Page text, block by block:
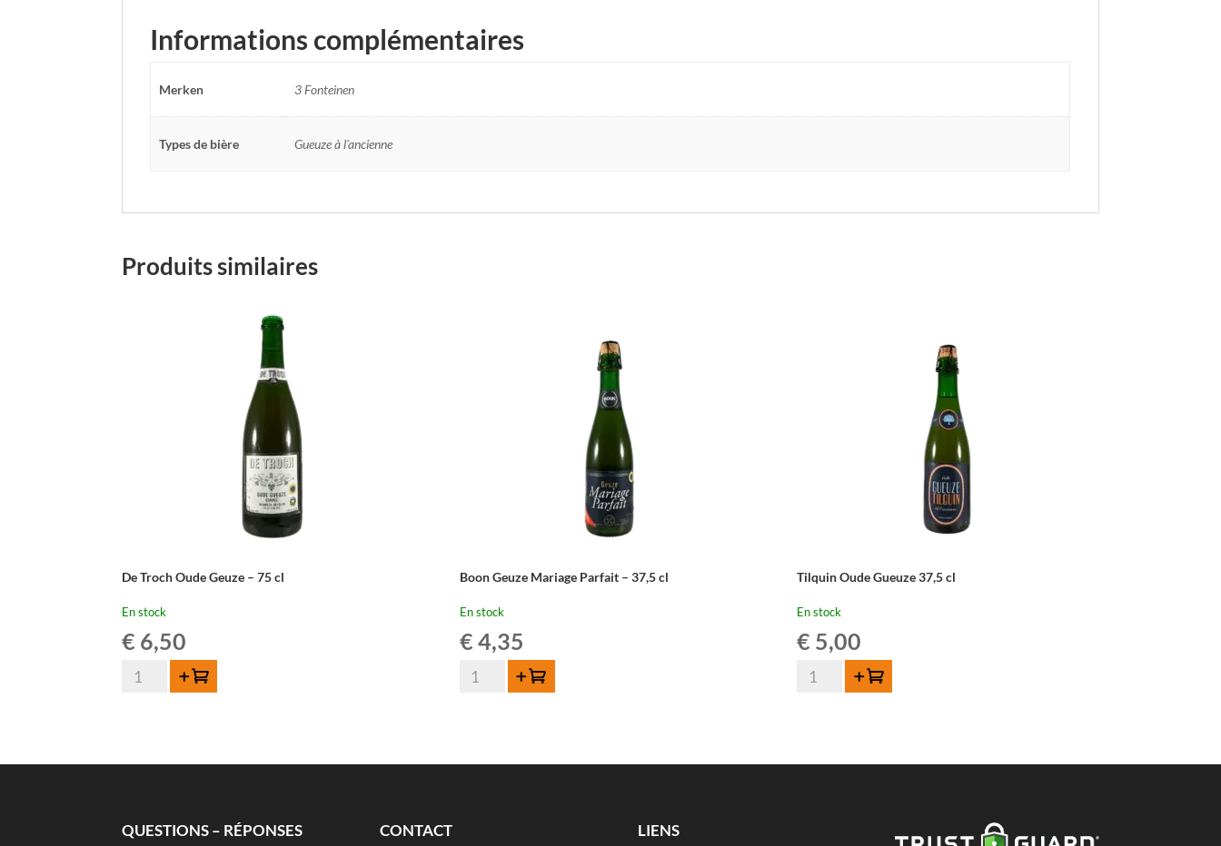
Informations complémentaires
Merken 3 Fonteinen
Types de bière Gueuze à l'ancienne
Produits similaires
De Troch Oude Geuze – 75 cl
En stock
€ 6,50
quantité
cl
Ajouter au panier
Boon Geuze Mariage Parfait – 37,5 cl
En stock
€ 4,35
quantité
Ajouter au panier
Tilquin Oude Gueuze 37,5 cl
En stock
€ 5,00
quantité
Ajouter au panier
QUESTIONS – RÉPONSES CONTACT LIENS